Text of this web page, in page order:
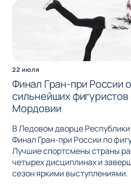
22 июля
Финал Гран-при России
сильнейших фигуристов
Мордовии
В Ледовом дворце
Финал Гран-при России по
Лучшие спортсмены страны
четырех дисциплинах и
сезон яркими выступлениями.